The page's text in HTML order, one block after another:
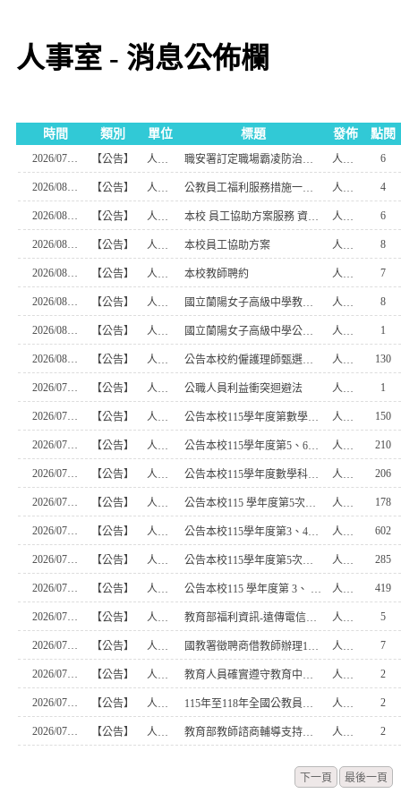
人事室 - 消息公佈欄
時間 類別 單位 標題 發佈 點閱
2026/07/08 【公告】 人事室 職安署訂定職場霸凌防治措施指導手冊及製作相關教育宣導教材 人事室主任-張惠宜 6
2026/08/05 【公告】 人事室 公教員工福利服務措施一覽表 人事室主任-張惠宜 4
2026/08/05 【公告】 人事室 本校 員工協助方案服務 資源 一覽表 人事室主任-張惠宜 6
2026/08/05 【公告】 人事室 本校員工協助方案 人事室主任-張惠宜 8
2026/08/05 【公告】 人事室 本校教師聘約 人事室主任-張惠宜 7
2026/08/05 【公告】 人事室 國立蘭陽女子高級中學教職員縣外出差期程審核原則 人事室主任-張惠宜 8
2026/08/05 【公告】 人事室 國立蘭陽女子高級中學公務人員陞任評分標準表 人事室主任-張惠宜 1
2026/08/04 【公告】 人事室 公告本校約僱護理師甄選簡章，歡迎護理師報名參加 人事室主任-張惠宜 130
2026/07/30 【公告】 人事室 公職人員利益衝突迴避法 人事室主任-張惠宜 1
2026/07/30 【公告】 人事室 公告本校115學年度第數學科代理教師甄選錄取名單暨相關事項 人事室主任-張惠宜 150
2026/07/29 【公告】 人事室 公告本校115學年度第5、6次代理教師甄選錄取名單暨相關事項 人事室主任-張惠宜 210
2026/07/21 【公告】 人事室 公告本校115學年度數學科代理教師甄選簡章，歡迎符合資格教師踴躍報名參加 人事室主任-張惠宜 206
2026/07/21 【公告】 人事室 公告本校115 學年度第5次教甄(雙語英文)代理教師甄選注意事項 人事室主任-張惠宜 178
2026/07/14 【公告】 人事室 公告本校115學年度第3、4次代理教師甄選錄取名單暨相關事項 人事室主任-張惠宜 602
2026/07/14 【公告】 人事室 公告本校115學年度第5次代理教師甄選簡章(數學科 雙語英文科)，請踴躍報名參加 人事室主任-張惠宜 285
2026/07/09 【公告】 人事室 公告本校115 學年度第 3、 4次 代理教師甄選注意事項 人事室主任-張惠宜 419
2026/07/06 【公告】 人事室 教育部福利資訊-遠傳電信【7月優惠方案】 人事室主任-張惠宜 5
2026/07/06 【公告】 人事室 國教署徵聘商借教師辦理115學年度高中國際教育交流與特殊教育相關業務教師 人事室主任-張惠宜 7
2026/07/02 【公告】 人事室 教育人員確實遵守教育中立相關規定 人事室主任-張惠宜 2
2026/07/01 【公告】 人事室 115年至118年全國公教員工旅遊平安卡優惠方案由富邦產物保險股份有限公司承作 人事室主任-張惠宜 2
2026/07/01 【公告】 人事室 教育部教師諮商輔導支持中心115年「薪傳．傳心」 教師主題團體（8至12月）實施計畫 人事室主任-張惠宜 2
下一頁 最後一頁